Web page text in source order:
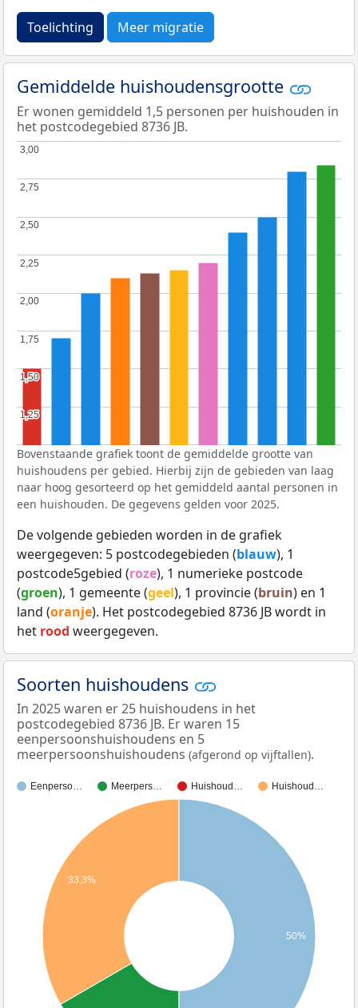
Toelichting Meer migratie
Gemiddelde huishoudensgrootte
Er wonen gemiddeld 1,5 personen per huishouden in
het postcodegebied 8736 JB.
1,25
1,25
1,50
1,50
1,75
1,75
2,00
2,00
2,25
2,25
2,50
2,50
2,75
2,75
3,00
3,00
Bovenstaande grafiek toont de gemiddelde grootte van
huishoudens per gebied. Hierbij zijn de gebieden van laag
naar hoog gesorteerd op het gemiddeld aantal personen in
een huishouden. De gegevens gelden voor 2025.
De volgende gebieden worden in de grafiek
weergegeven: 5 postcodegebieden (blauw), 1
postcode5gebied (roze), 1 numerieke postcode
(groen), 1 gemeente (geel), 1 provincie (bruin) en 1
land (oranje). Het postcodegebied 8736 JB wordt in
het rood weergegeven.
Soorten huishoudens
In 2025 waren er 25 huishoudens in het
postcodegebied 8736 JB. Er waren 15
eenpersoonshuishoudens en 5
meerpersoonshuishoudens (afgerond op vijftallen).
Eenperso… Meerpers… Huishoud… Huishoud…
33,3%
50%